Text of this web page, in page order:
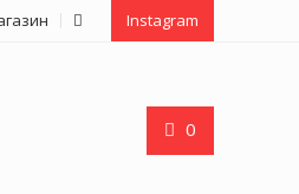
Instagram
0